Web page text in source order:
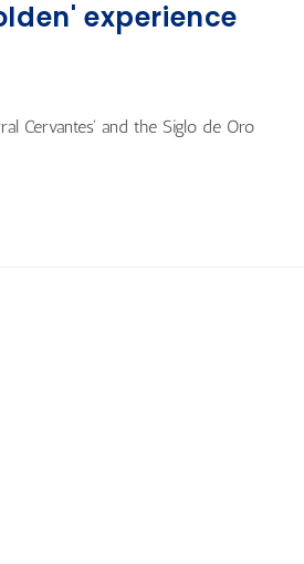
experience
Cervantes' and the Siglo de Oro